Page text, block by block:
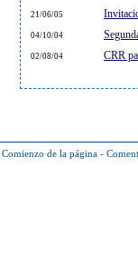
21/06/05
04/10/04
02/08/04 CRR
Comienzo de la página -